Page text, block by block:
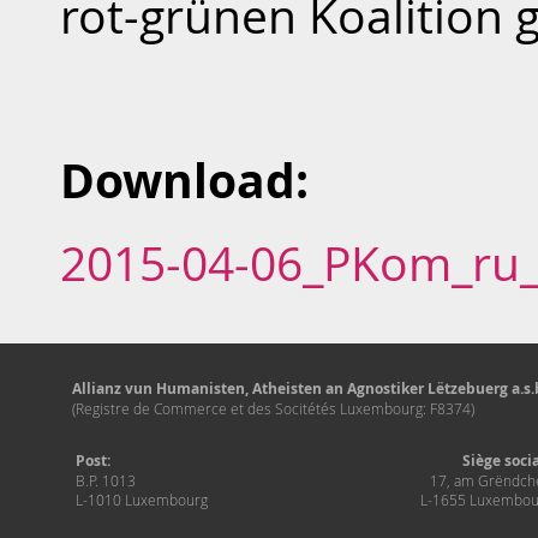
rot-grünen Koalition
Download:
2015-04-
Allianz vun Humanisten, Atheisten an Agnostiker Lëtzebuerg
(Registre de Commerce et des Socitétés Luxembourg: F8374)
Post:
B.P. 1013
L-1010 Luxembourg
Siège
17, am
L-1655